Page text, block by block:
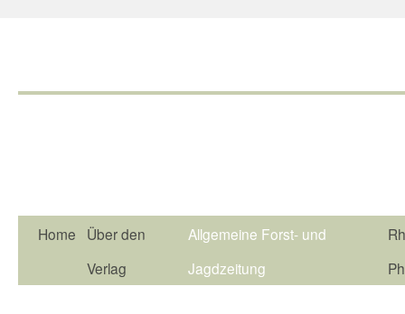
Home
Über den
Verlag
Allgemeine Forst- und
Jagdzeitung